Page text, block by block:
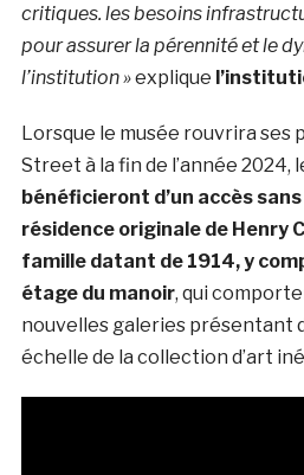
critiques. les besoins
pour assurer la pérennité et le
l’institution »explique
Lorsque le musée rouvrira ses
Street à la fin de l’année 2024,
bénéficieront d’un accès
résidence originale de Henry
famille datant de 1914, y
étage du manoir, qui
nouvelles galeries présentant
échelle de la collection d’art